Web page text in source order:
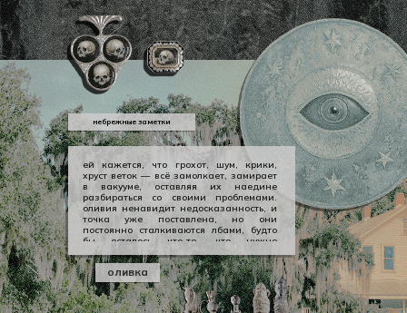
ей кажется, что грохот, шум, крики,
хруст веток — всё замолкает, замирает
в вакууме, оставляя их наедине
разбираться со своими проблемами.
оливия ненавидит недосказанность, и
точка уже поставлена, но они
постоянно сталкиваются лбами, будто
бы осталось что-то, что нужно
произнести вслух, выкричать, выскулить
болезненным визгом, чтобы не
тревожило никогда не заживающей
раной. но оливии нечего сказать
джеральду, а джеральду просто
плевать.
оливка
небрежные заметки